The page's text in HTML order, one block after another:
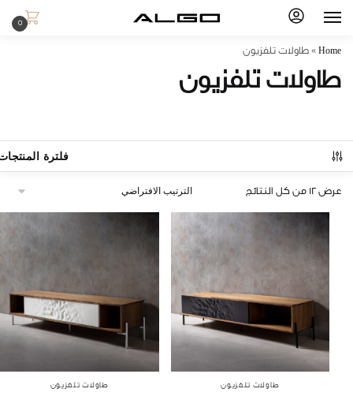
0
Home
» طاولات تلفزيون
طاولات تلفزيون
فلترة
عرض ⁦12⁩ من كل النتائج
طاولات تلفزيون طاولات تلفزيون